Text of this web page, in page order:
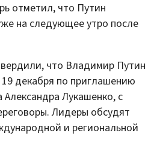
отметил, что Путин
на следующее утро после
что Владимир Путин
декабря по приглашению
Александра Лукашенко, с
Лидеры обсудят
и региональной